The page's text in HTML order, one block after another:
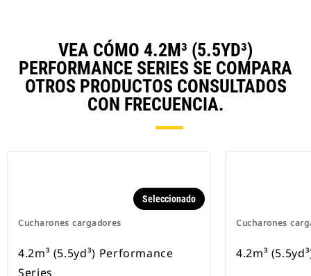
VEA CÓMO 4.2M³ (5.5YD³)
PERFORMANCE SERIES SE COMPARA
OTROS PRODUCTOS CONSULTADOS
CON FRECUENCIA.
Cucharones cargadores
Seleccionado
4.2m³ (5.5yd³) Performance
Series
Cucharones
4.2m³